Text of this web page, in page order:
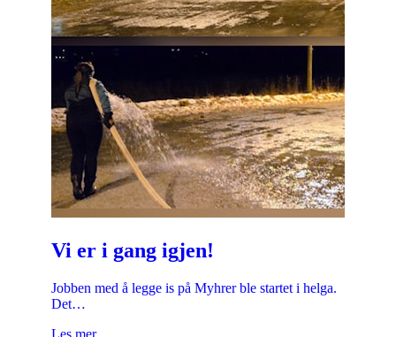
Vi er i gang igjen!
Jobben med å legge is på Myhrer ble startet i helga.
Det…
Les mer